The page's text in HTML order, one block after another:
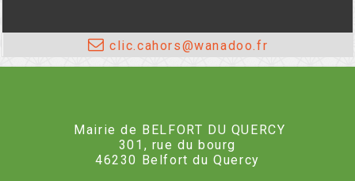
clic.cahors@wanadoo.fr
Mairie de BELFORT DU QUERCY
301, rue du bourg
46230 Belfort du Quercy